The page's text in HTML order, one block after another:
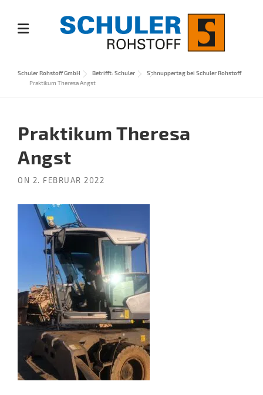
content
Schuler Rohstoff GmbH Betrifft: Schuler
Schnuppertag bei Schuler Rohstoff
Praktikum Theresa Angst
Praktikum Theresa
Angst
ON 2. FEBRUAR 2022